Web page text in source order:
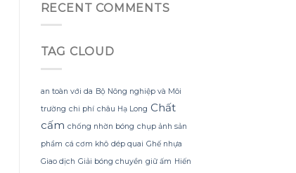
Sữa
Gội
RECENT COMMENTS
TAG CLOUD
an toàn với da Bộ Nông nghiệp và Môi
trường chi phí châu Hạ Long Chất
cấm chống nhờn bóng chụp ảnh sản
phẩm cá cơm khô dép quai Ghế nhựa
Giao dịch Giải bóng chuyền giữ ấm Hiến